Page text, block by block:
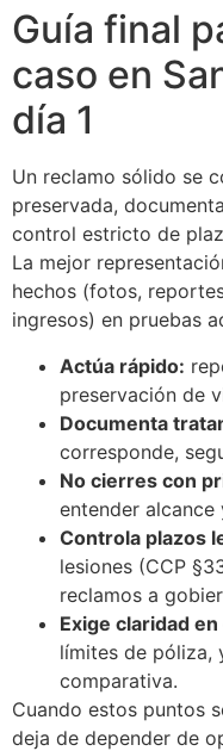
Guía final
caso en
día 1
Un reclamo sólido se
preservada,
control estricto de
La mejor
hechos (fotos,
ingresos) en pruebas
Actúa rápido:
preservación de
Documenta
corresponde,
No cierres con
entender
Controla plazos
lesiones (CCP
reclamos a
Exige claridad
límites de póliza,
comparativa.
Cuando estos puntos
deja de depender de